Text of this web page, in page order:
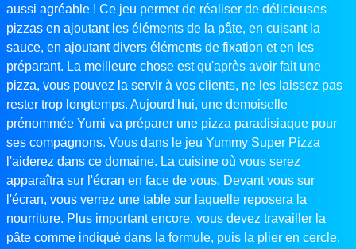
aussi agréable ! Ce jeu permet de réaliser de délicieuses
pizzas en ajoutant les éléments de la pâte, en cuisant la
sauce, en ajoutant divers éléments de fixation et en les
préparant. La meilleure chose est qu'après avoir fait une
pizza, vous pouvez la servir à vos clients, ne les laissez pas
rester trop longtemps. Aujourd'hui, une demoiselle
prénommée Yumi va préparer une pizza paradisiaque pour
ses compagnons. Vous dans le jeu Yummy Super Pizza
l'aiderez dans ce domaine. La cuisine où vous serez
apparaîtra sur l'écran en face de vous. Devant vous sur
l'écran, vous verrez une table sur laquelle reposera la
nourriture. Plus important encore, vous devez travailler la
pâte comme indiqué dans la formule, puis la plier en cercle.